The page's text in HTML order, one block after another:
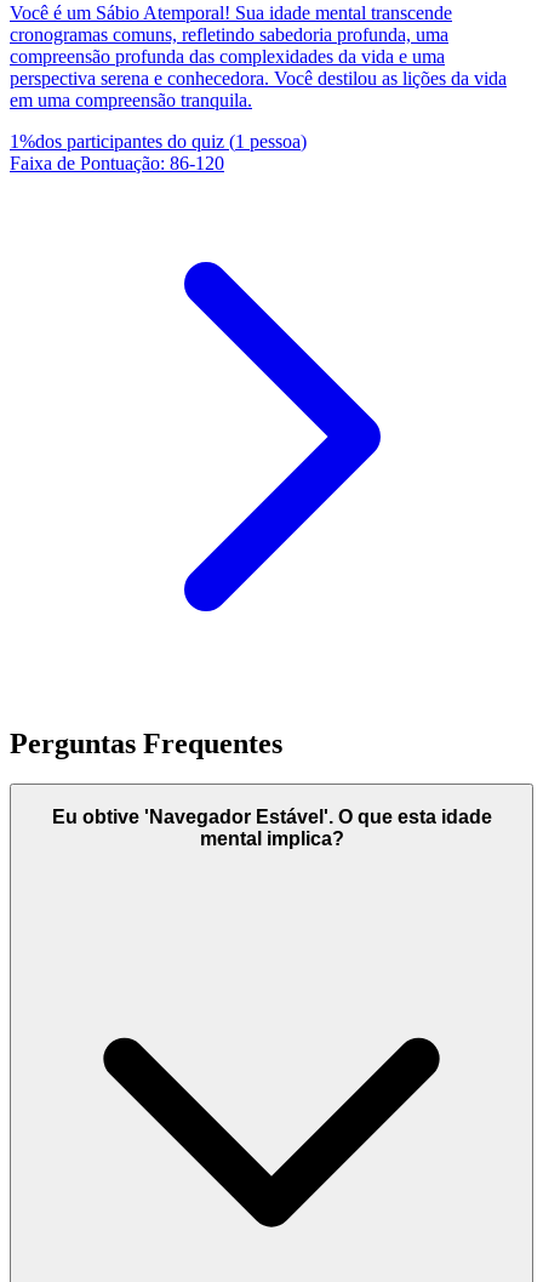
Você é um Sábio Atemporal! Sua idade mental transcende
cronogramas comuns, refletindo sabedoria profunda, uma
compreensão profunda das complexidades da vida e uma
perspectiva serena e conhecedora. Você destilou as lições da vida
em uma compreensão tranquila.
1%dos participantes do quiz (1 pessoa)
Faixa de Pontuação: 86-120
Perguntas Frequentes
Eu obtive 'Navegador Estável'. O que esta idade
mental implica?